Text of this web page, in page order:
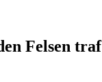
Felsen traf